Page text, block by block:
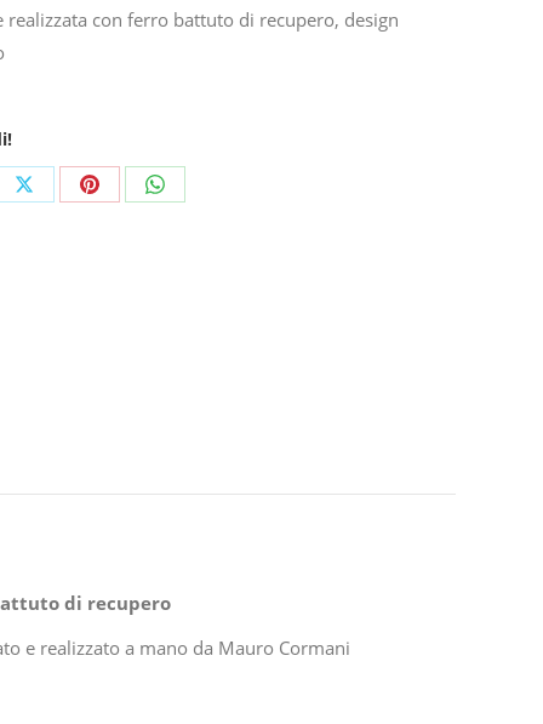
realizzata con ferro battuto di recupero, design
Share Share Share
di recupero
e realizzato a mano da Mauro Cormani